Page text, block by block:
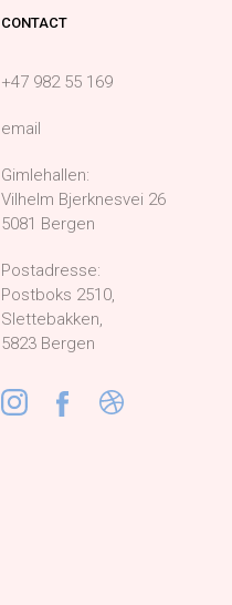
CONTACT
+47 982 55 169
email
Gimlehallen:
Vilhelm Bjerknesvei 26
5081 Bergen
Postadresse:
Postboks 2510,
Slettebakken,
5823 Bergen